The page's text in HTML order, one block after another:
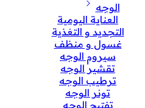
الوجه
العناية اليومية
التجديد و التغذية
غسول و منظف
سيروم الوجه
تقشير الوجه
ترطيب الوجه
تونر الوجه
تفتيح الوجه